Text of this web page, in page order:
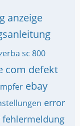
anzeige
sc 800
com defekt
ebay
error
fehlermeldung